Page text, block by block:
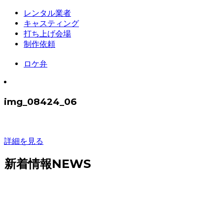
レンタル業者
キャスティング
打ち上げ会場
制作依頼
ロケ弁
img_08424_06
詳細を見る
新着情報NEWS